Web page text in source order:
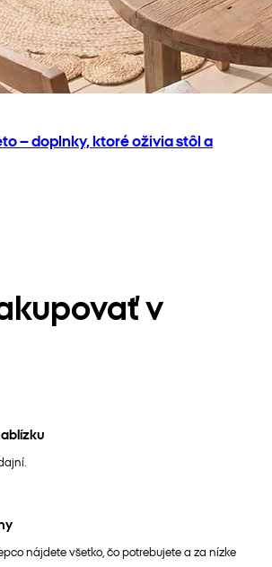
– doplnky, ktoré oživia stôl a
v
nájdete všetko, čo potrebujete a za nízke